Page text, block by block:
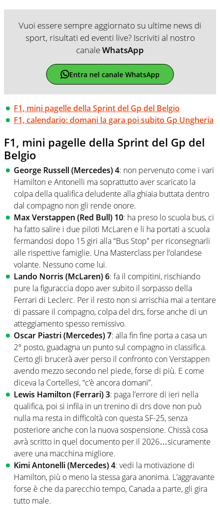
Vuoi essere sempre aggiornato su ultime news di
sport, risultati ed eventi live? Iscriviti al nostro
canaleWhatsApp
Entra nel canale WhatsApp
F1, mini pagelle della Sprint del Gp del Belgio
F1, calendario: domani la gara poi subito Gp Ungheria
F1, mini pagelle della Sprint del Gp del
Belgio
George Russell (Mercedes) 4: non pervenuto come i vari
Hamilton e Antonelli ma soprattutto aver scaricato la
colpa della qualifica deludente alla ghiaia buttata dentro
dal compagno non gli rende onore.
Max Verstappen (Red Bull) 10: ha preso lo scuola bus, ci
ha fatto salire i due piloti McLaren e li ha portati a scuola
fermandosi dopo 15 giri alla “Bus Stop” per riconsegnarli
alle rispettive famiglie. Una Masterclass per l’olandese
volante. Nessuno come lui.
Lando Norris (McLaren) 6: fa il compitini, rischiando
pure la figuraccia dopo aver subito il sorpasso della
Ferrari di Leclerc. Per il resto non si arrischia mai a tentare
di passare il compagno, colpa del drs, forse anche di un
atteggiamento spesso remissivo.
Oscar Piastri (Mercedes) 7: alla fin fine porta a casa un
2° posto, guadagna un punto sul compagno in classifica.
Certo gli brucerà aver perso il confronto con Verstappen
avendo mezzo secondo nel piede, forse di più. E come
diceva la Cortellesi, “c’è ancora domani”.
Lewis Hamilton (Ferrari) 3: paga l’errore di ieri nella
qualifica, poi si infila in un trenino di drs dove non può
nulla ma resta in difficoltà con questa SF-25, senza
posteriore anche con la nuova sospensione. Chissà cosa
avrà scritto in quel documento per il 2026…sicuramente
avere una macchina migliore.
Kimi Antonelli (Mercedes) 4: vedi la motivazione di
Hamilton, più o meno la stessa gara anonima. L’aggravante
forse è che da parecchio tempo, Canada a parte, gli gira
tutto male.